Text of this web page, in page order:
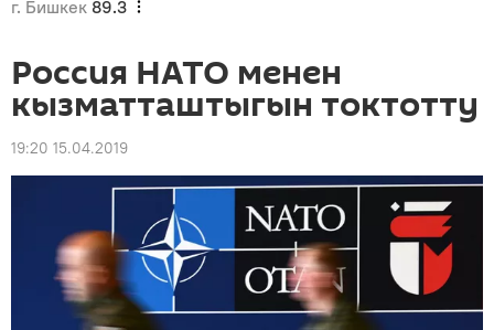
г. Бишкек 89.3
Россия НАТО менен
кызматташтыгын токтотту
19:20 15.04.2019